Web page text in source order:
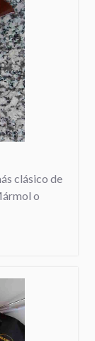
clásico de
o